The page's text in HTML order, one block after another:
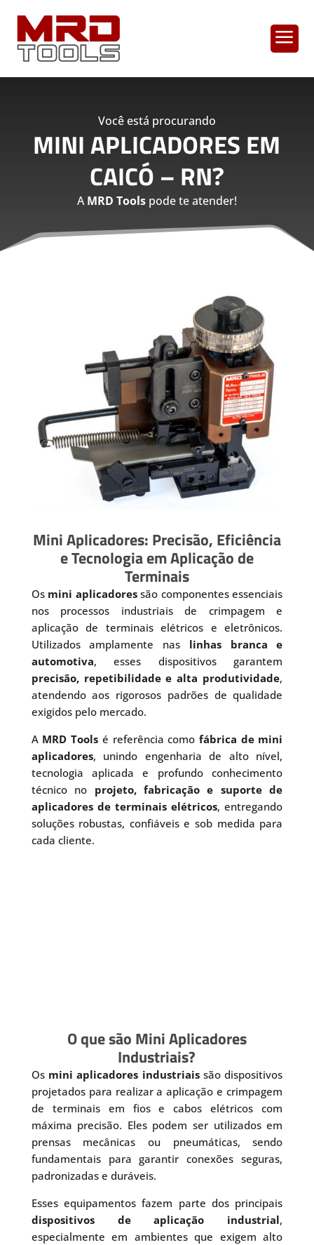
a
Você está procurando
MINI APLICADORES EM
CAICÓ – RN?
AMRD Toolspode te atender!
Mini Aplicadores: Precisão, Eficiência
e Tecnologia em Aplicação de
Terminais
Os mini aplicadoressão componentes essenciais
nos processos industriais de crimpagem e
aplicação de terminais elétricos e eletrônicos.
Utilizados amplamente nas linhas branca e
automotiva, esses dispositivos garantem
precisão, repetibilidade e alta produtividade,
atendendo aos rigorosos padrões de qualidade
exigidos pelo mercado.
A MRD Tools é referência como fábrica de mini
aplicadores, unindo engenharia de alto nível,
tecnologia aplicada e profundo conhecimento
técnico no projeto, fabricação e suporte de
aplicadores de terminais elétricos, entregando
soluções robustas, confiáveis e sob medida para
cada cliente.
O que são Mini Aplicadores
Industriais?
Os mini aplicadores industriaissão dispositivos
projetados para realizar a aplicação e crimpagem
de terminais em fios e cabos elétricos com
máxima precisão. Eles podem ser utilizados em
prensas mecânicas ou pneumáticas, sendo
fundamentais para garantir conexões seguras,
padronizadas e duráveis.
Esses equipamentos fazem parte dos principais
dispositivos de aplicação industrial,
especialmente em ambientes que exigem alto